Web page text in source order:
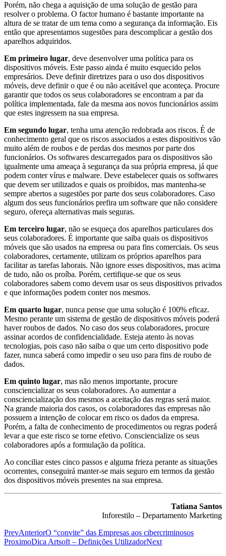
Porém, não chega a aquisição de uma solução de gestão para
resolver o problema. O factor humano é bastante importante na
altura de se tratar de um tema como a segurança da informação. Eis
então que apresentamos sugestões para descomplicar a gestão dos
aparelhos adquiridos.
Em primeiro lugar, deve desenvolver uma política para os
dispositivos móveis. Este passo ainda é muito esquecido pelos
empresários. Deve definir diretrizes para o uso dos dispositivos
móveis, deve definir o que é ou não aceitável que aconteça. Procure
garantir que todos os seus colaboradores se encontram a par da
política implementada, fale da mesma aos novos funcionários assim
que estes ingressem na sua empresa.
Em segundo lugar, tenha uma atenção redobrada aos riscos. É de
conhecimento geral que os riscos associados a estes dispositivos vão
muito além de roubos e de perdas dos mesmos por parte dos
funcionários. Os softwares descarregados para os dispositivos são
igualmente uma ameaça à segurança da sua própria empresa, já que
podem conter vírus e malware. Deve estabelecer quais os softwares
que devem ser utilizados e quais os proibidos, mas mantenha-se
sempre abertos a sugestões por parte dos seus colaboradores. Caso
algum dos seus funcionários prefira um software que não considere
seguro, ofereça alternativas mais seguras.
Em terceiro lugar, não se esqueça dos aparelhos particulares dos
seus colaboradores. É importante que saiba quais os dispositivos
móveis que são usados na empresa ou para fins comerciais. Os seus
colaboradores, certamente, utilizam os próprios aparelhos para
facilitar as tarefas laborais. Não ignore esses dispositivos, mas acima
de tudo, não os proíba. Porém, certifique-se que os seus
colaboradores sabem como devem usar os seus dispositivos privados
e que informações podem conter nos mesmos.
Em quarto lugar, nunca pense que uma solução é 100% eficaz.
Mesmo perante um sistema de gestão de dispositivos móveis poderá
haver roubos de dados. No caso dos seus colaboradores, procure
assinar acordos de confidencialidade. Esteja atento às novas
tecnologias, pois caso não saiba o que um certo dispositivo pode
fazer, nunca saberá como impedir o seu uso para fins de roubo de
dados.
Em quinto lugar, mas não menos importante, procure
consciencializar os seus colaboradores. Ao aumentar a
consciencialização dos mesmos a aceitação das regras será maior.
Na grande maioria dos casos, os colaboradores das empresas não
possuem a intenção de colocar em risco os dados da empresa.
Porém, a falta de conhecimento de procedimentos ou regras poderá
levar a que este risco se torne efetivo. Consciencialize os seus
colaboradores após a formulação da política.
Ao conciliar estes cinco passos e alguma frieza perante as situações
ocorrentes, conseguirá manter-se mais seguro em termos da gestão
dos dispositivos móveis presentes na sua empresa.
Tatiana Santos
Inforestilo – Departamento Marketing
PrevAnteriorO “convite” das Empresas aos cibercriminosos
ProximoDica Artsoft – Definições UtilizadorNext